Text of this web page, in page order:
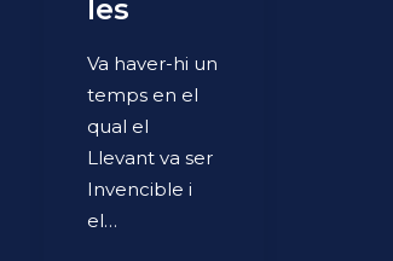
les
Va haver-hi un
temps en el
qual el
Llevant va ser
Invencible i
el…